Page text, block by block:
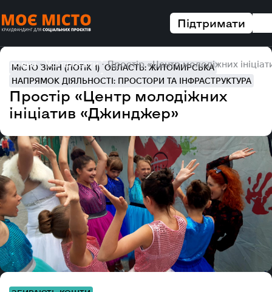
Підтримати
Головна Усі проєкти Простір «Центр молодіжних
МІСТО ЗМІН (ПОТІК 1) ОБЛАСТЬ: ЖИТОМИРСЬКА
НАПРЯМОК ДІЯЛЬНОСТІ: ПРОСТОРИ ТА ІНФРАСТРУКТУРА
Простір «Центр молодіжних
ініціатив «Джинджер»